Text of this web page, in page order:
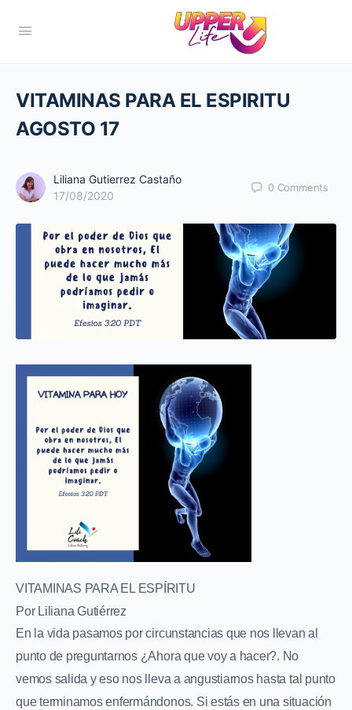
VITAMINAS PARA EL ESPIRITU
AGOSTO 17
Liliana Gutierrez Castaño
17/08/2020
0 Comments
VITAMINAS PARA EL ESPÍRITU
Por Liliana Gutiérrez
En la vida pasamos por circunstancias que nos llevan al
punto de preguntarnos ¿Ahora que voy a hacer?. No
vemos salida y eso nos lleva a angustiarnos hasta tal punto
que terminamos enfermándonos. Si estás en una situación